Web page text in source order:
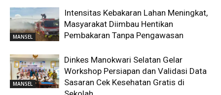
MANSEL
Intensitas Kebakaran Lahan Meningkat,
Masyarakat Diimbau Hentikan
Pembakaran Tanpa Pengawasan
MANSEL
Dinkes Manokwari Selatan Gelar
Workshop Persiapan dan Validasi Data
Sasaran Cek Kesehatan Gratis di